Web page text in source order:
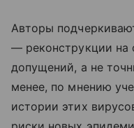
Авторы
— реконструкции на
допущений, а не
менее, по мнению
истории этих